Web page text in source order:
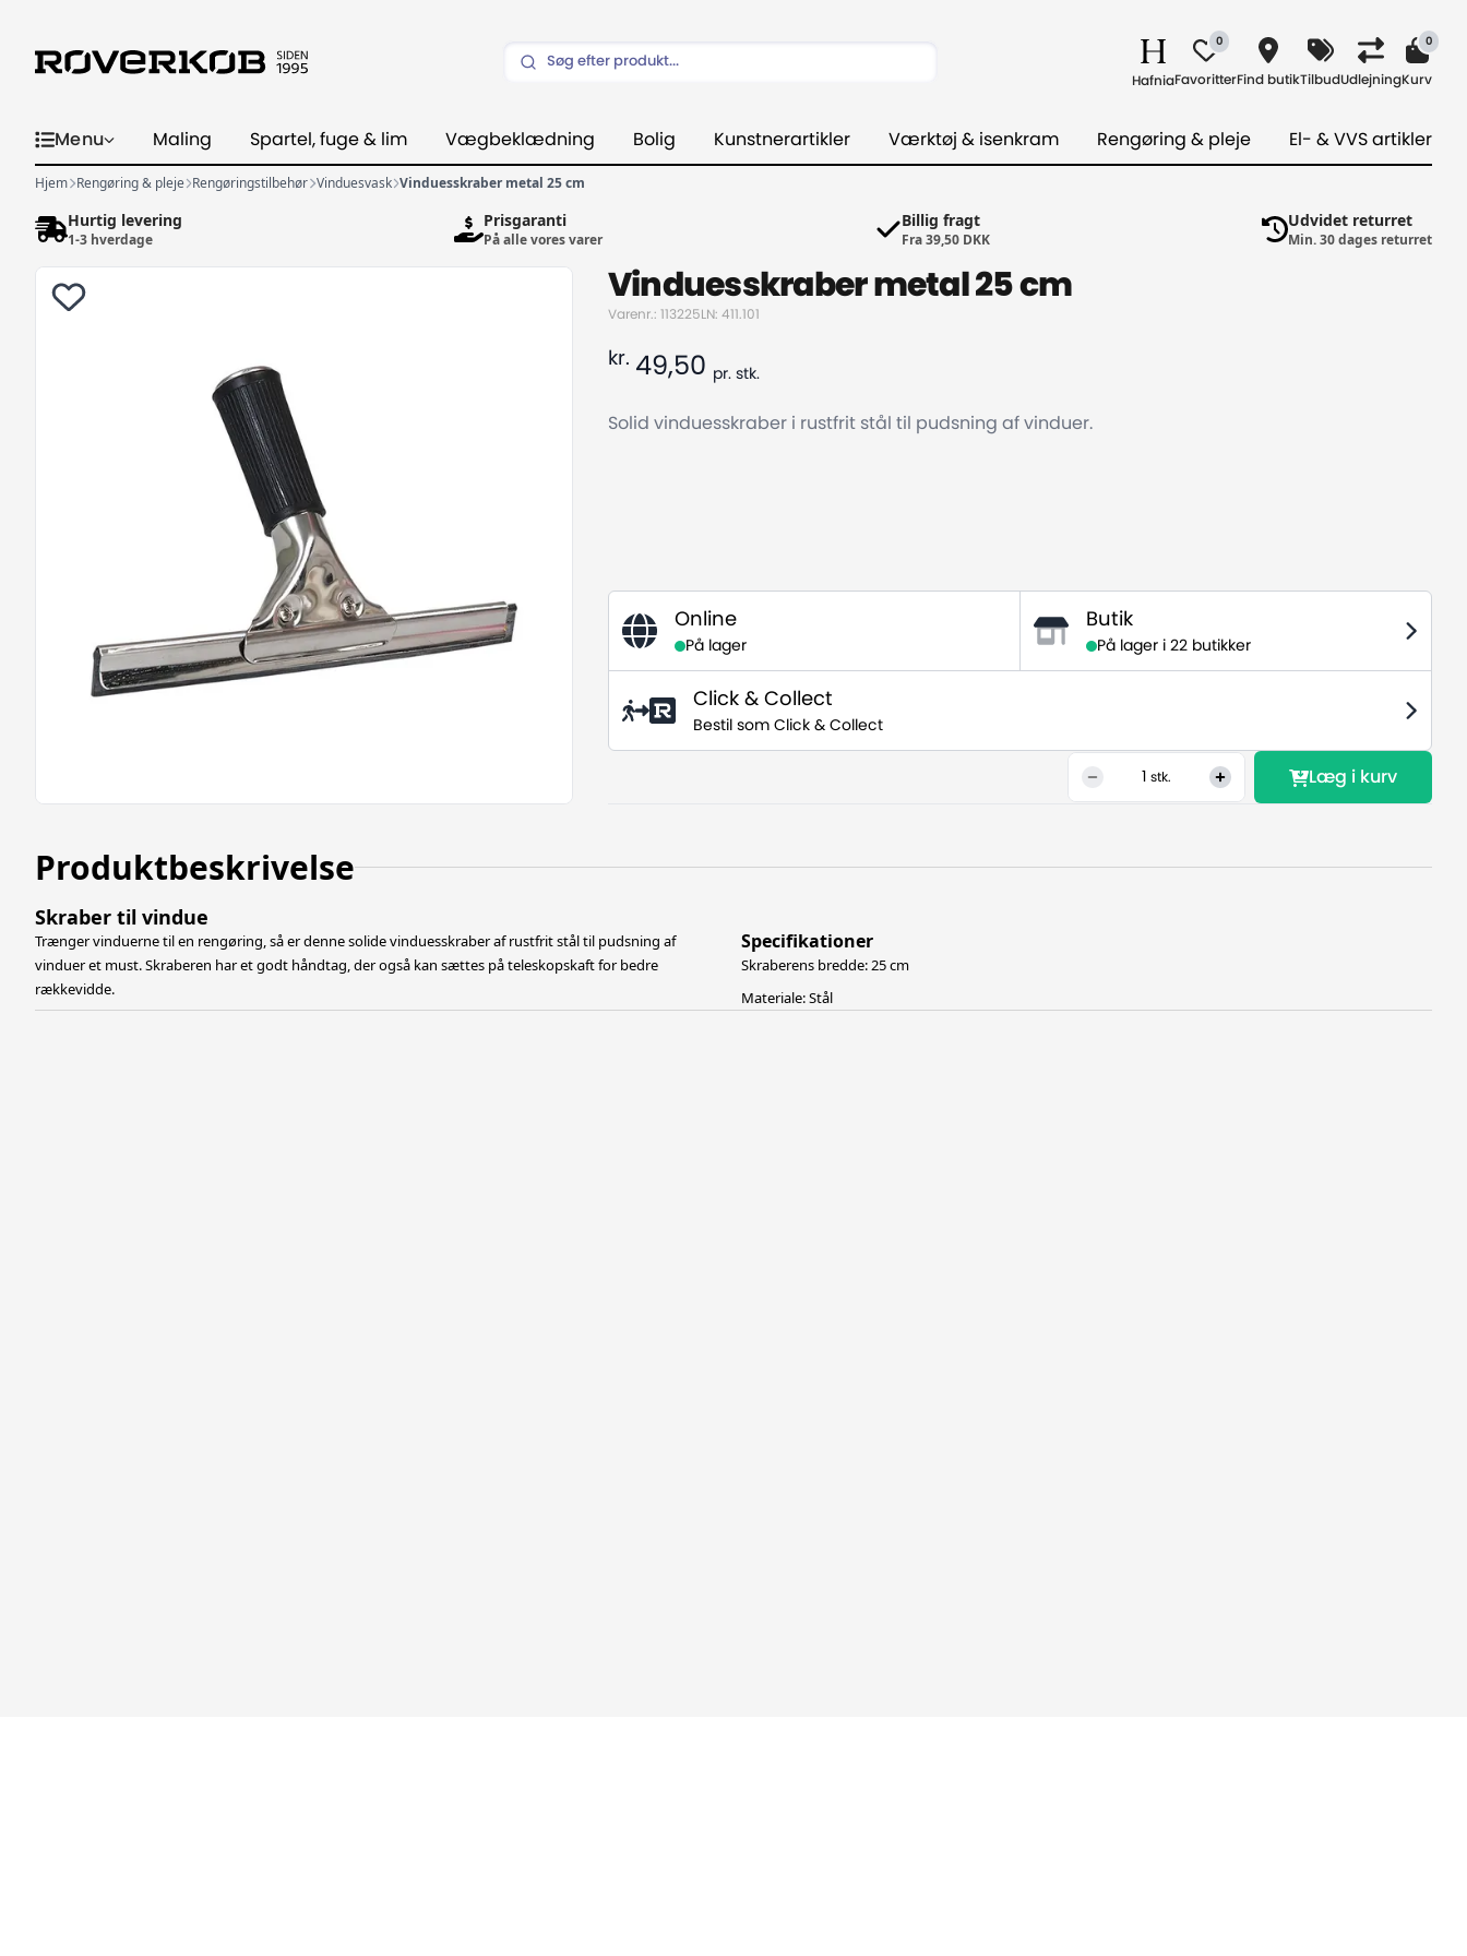
Hafnia
0
FavoritterFind butikTilbudUdlejning
0
Kurv
Menu Maling Spartel, fuge & lim Vægbeklædning Bolig Kunstnerartikler Værktøj & isenkram Rengøring & pleje El- & VVS artikler
Hjem Rengøring & pleje Rengøringstilbehør Vinduesvask Vinduesskraber metal 25 cm
Hurtig levering
1-3 hverdage
Prisgaranti
På alle vores varer
Billig fragt
Fra 39,50 DKK
Udvidet returret
Min. 30 dages returret
Vinduesskraber metal 25 cm
Varenr.: 113225LN: 411.101
kr. 49,50 pr. stk.
Solid vinduesskraber i rustfrit stål til pudsning af vinduer.
Online
På lager
Butik
På lager i 22 butikker
Click & Collect
Bestil som Click & Collect
1 stk. Læg i kurv
Produktbeskrivelse
Skraber til vindue
Trænger vinduerne til en rengøring, så er denne solide vinduesskraber af rustfrit stål til pudsning af
vinduer et must. Skraberen har et godt håndtag, der også kan sættes på teleskopskaft for bedre
rækkevidde.
Specifikationer
Skraberens bredde: 25 cm
Materiale: Stål